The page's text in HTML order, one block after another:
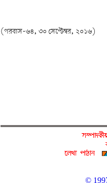
(পরবাস-৬৪, ৩০ সেপ্টেম্বর, ২০১৬)
©